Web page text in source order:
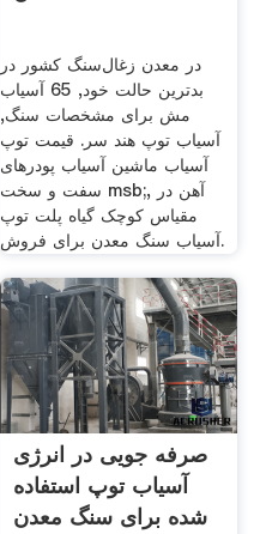
در معدن زغال‌سنگ کشور در
بدترین حالت خود, 65 آسیاب
مش برای مشخصات سنگ,
آسیاب توپ هند سر. قیمت توپ
آسیاب ماشین آسیاب پودرهای
سفت و سخت msb;, آهن در
مقیاس کوچک گیاه پلت توپ
آسیاب سنگ معدن برای فروش.
صرفه جویی در انرژی
آسیاب توپ استفاده
شده برای سنگ معدن